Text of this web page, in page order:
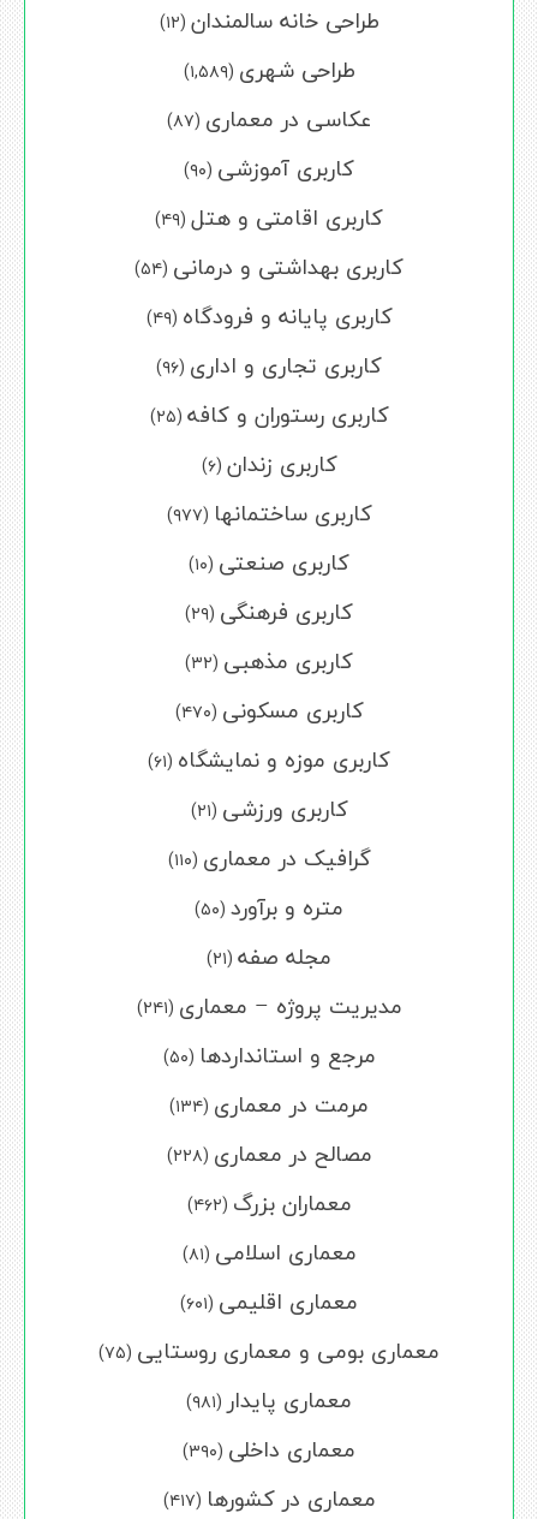
طراحی خانه سالمندان (۱۲)
طراحی شهری (۱,۵۸۹)
عکاسی در معماری (۸۷)
کاربری آموزشی (۹۰)
کاربری اقامتی و هتل (۴۹)
کاربری بهداشتی و درمانی (۵۴)
کاربری پایانه و فرودگاه (۴۹)
کاربری تجاری و اداری (۹۶)
کاربری رستوران و کافه (۲۵)
کاربری زندان (۶)
کاربری ساختمانها (۹۷۷)
کاربری صنعتی (۱۰)
کاربری فرهنگی (۲۹)
کاربری مذهبی (۳۲)
کاربری مسکونی (۴۷۰)
کاربری موزه و نمایشگاه (۶۱)
کاربری ورزشی (۲۱)
گرافیک در معماری (۱۱۰)
متره و برآورد (۵۰)
مجله صفه (۲۱)
مدیریت پروژه – معماری (۲۴۱)
مرجع و استانداردها (۵۰)
مرمت در معماری (۱۳۴)
مصالح در معماری (۲۲۸)
معماران بزرگ (۴۶۲)
معماری اسلامی (۸۱)
معماری اقلیمی (۶۰۱)
معماری بومی و معماری روستایی (۷۵)
معماری پایدار (۹۸۱)
معماری داخلی (۳۹۰)
معماری در کشورها (۴۱۷)